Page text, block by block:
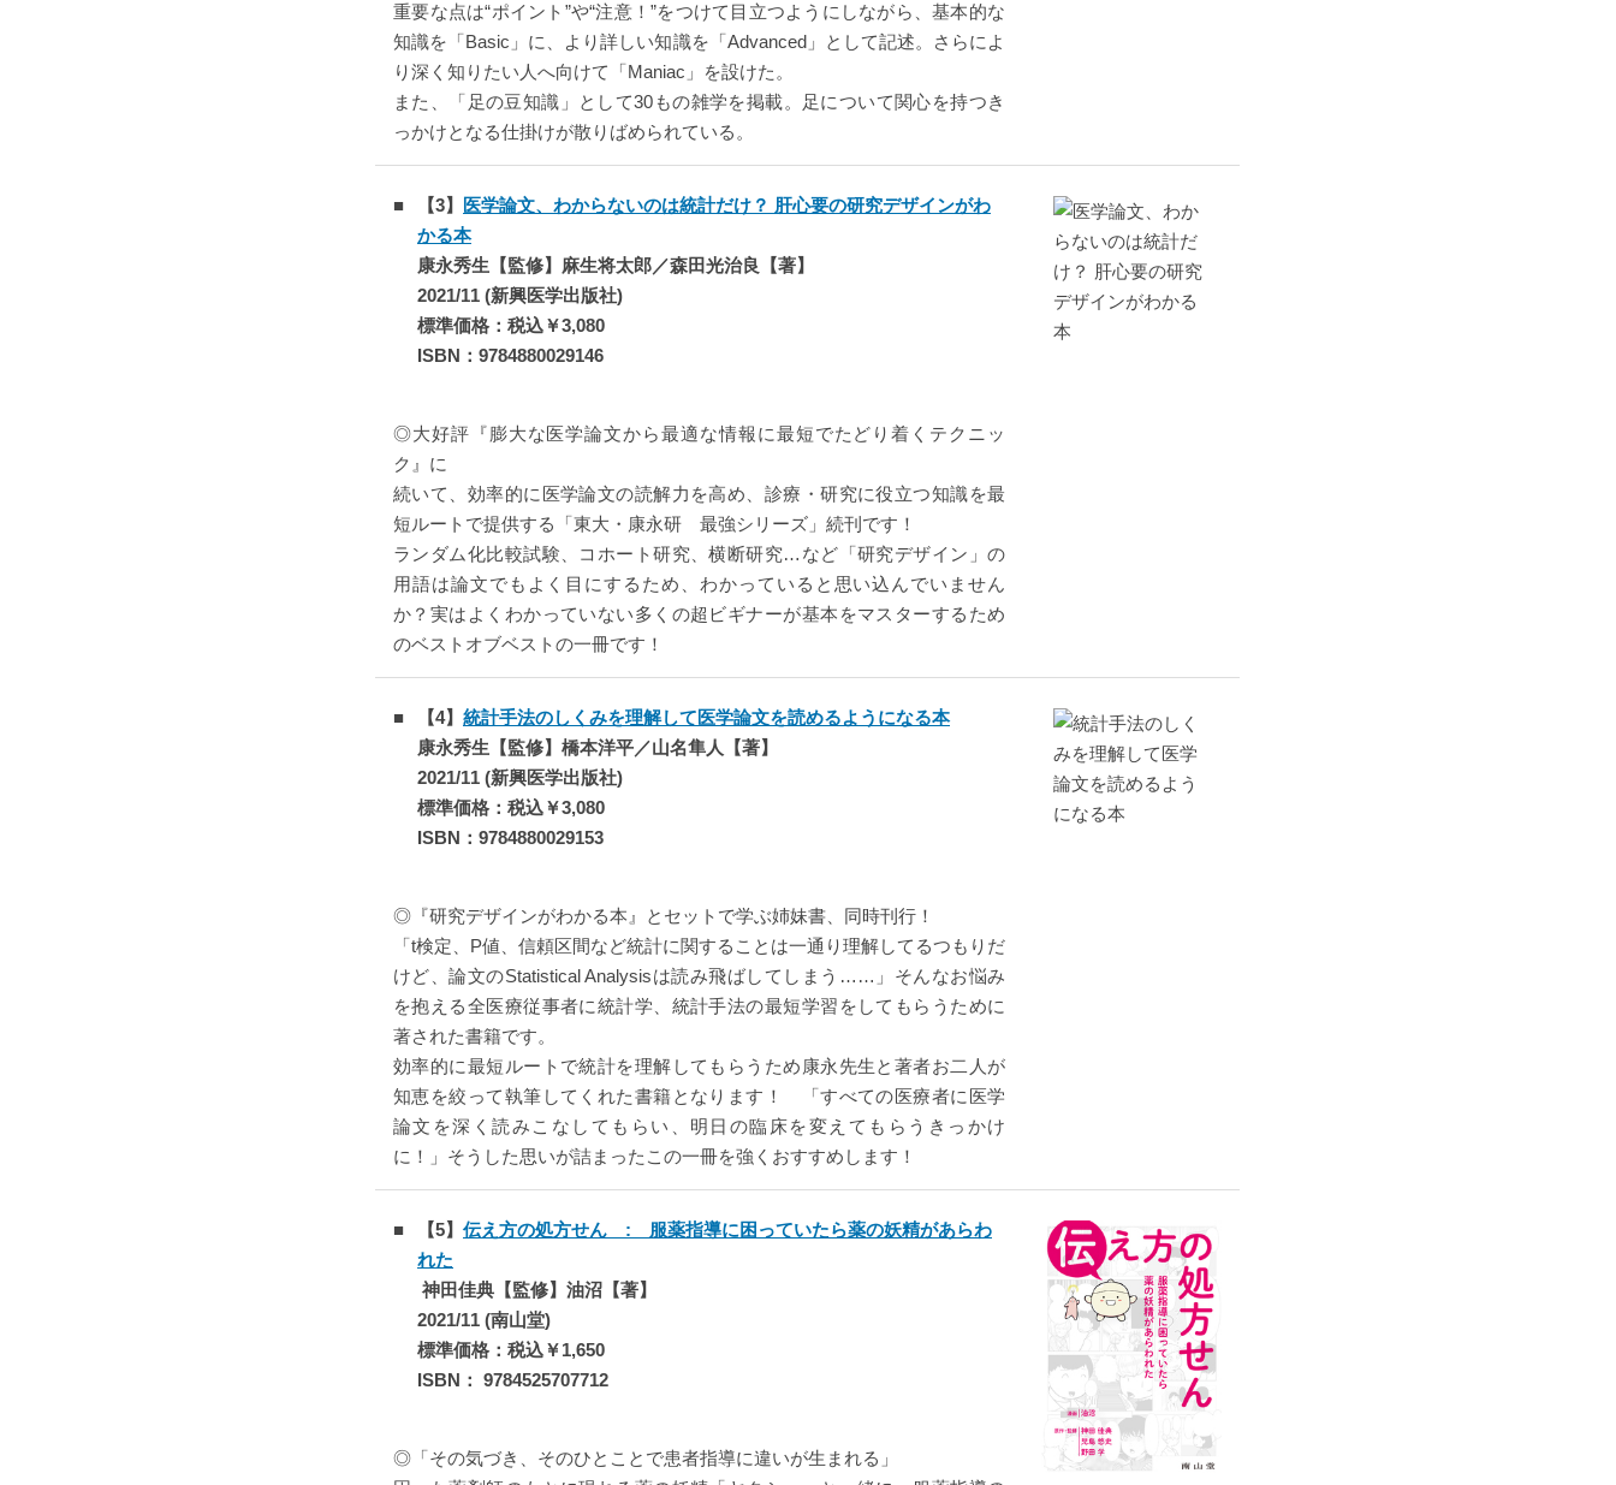
重要な点は“ポイント”や“注意！”をつけて目立つようにしながら、基本的な
知識を「Basic」に、より詳しい知識を「Advanced」として記述。さらによ
り深く知りたい人へ向けて「Maniac」を設けた。
また、「足の豆知識」として30もの雑学を掲載。足について関心を持つき
っかけとなる仕掛けが散りばめられている。
【3】
医学論文、わからないのは統計だけ？ 肝心要の研究デザインがわ
かる本
康永秀生【監修】麻生将太郎／森田光治良【著】
2021/11 (新興医学出版社)
標準価格：税込￥3,080
ISBN：9784880029146
◎大好評『膨大な医学論文から最適な情報に最短でたどり着くテクニッ
ク』に
続いて、効率的に医学論文の読解力を高め、診療・研究に役立つ知識を最
短ルートで提供する「東大・康永研 最強シリーズ」続刊です！
ランダム化比較試験、コホート研究、横断研究…など「研究デザイン」の
用語は論文でもよく目にするため、わかっていると思い込んでいません
か？実はよくわかっていない多くの超ビギナーが基本をマスターするため
のベストオブベストの一冊です！
【4】 統計手法のしくみを理解して医学論文を読めるようになる本
康永秀生【監修】橋本洋平／山名隼人【著】
2021/11 (新興医学出版社)
標準価格：税込￥3,080
ISBN：9784880029153
◎『研究デザインがわかる本』とセットで学ぶ姉妹書、同時刊行！
「t検定、P値、信頼区間など統計に関することは一通り理解してるつもりだ
けど、論文のStatistical Analysisは読み飛ばしてしまう……」そんなお悩み
を抱える全医療従事者に統計学、統計手法の最短学習をしてもらうために
著された書籍です。
効率的に最短ルートで統計を理解してもらうため康永先生と著者お二人が
知恵を絞って執筆してくれた書籍となります！ 「すべての医療者に医学
論文を深く読みこなしてもらい、明日の臨床を変えてもらうきっかけ
に！」そうした思いが詰まったこの一冊を強くおすすめします！
【5】 伝え方の処方せん : 服薬指導に困っていたら薬の妖精があらわ
れた
神田佳典【監修】油沼【著】
2021/11 (南山堂)
標準価格：税込￥1,650
ISBN： 9784525707712
◎「その気づき、そのひとことで患者指導に違いが生まれる」